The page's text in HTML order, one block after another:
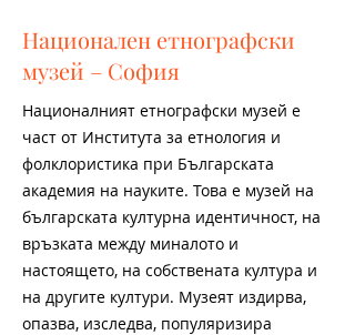
Национален етнографски
музей – София
Националният етнографски музей e
част от Института за етнология и
фолклористика при Българската
академия на науките. Това е музей на
българската културна идентичност, на
връзката между миналото и
настоящето, на собствената култура и
на другите култури. Музеят издирва,
опазва, изследва, популяризира